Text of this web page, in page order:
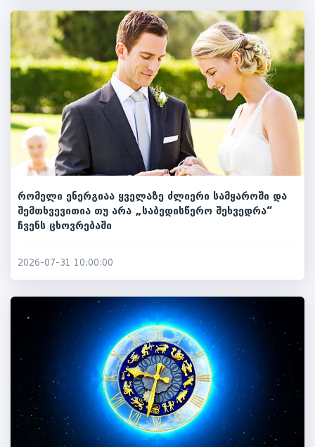
რომელი ენერგიაა ყველაზე ძლიერი სამყაროში და
შემთხვევითია თუ არა „საბედისწერო შეხვედრა“
ჩვენს ცხოვრებაში
2026-07-31 10:00:00